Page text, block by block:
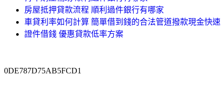
房屋抵押貸款流程 順利過件銀行有哪家
車貸利率如何計算 簡單借到錢的合法管道撥款現金快速
證件借錢 優惠貸款低率方案
0DE787D75AB5FCD1